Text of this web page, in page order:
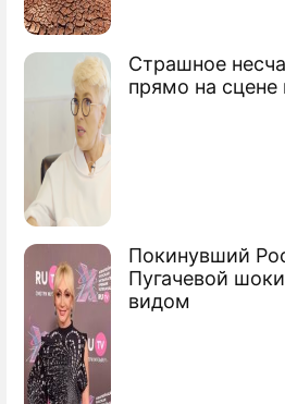
Страшное
прямо на сцене
Покинувший
Пугачевой
видом
"Фаина" вышла в